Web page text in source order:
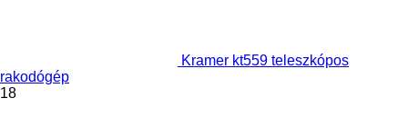
Kramer kt559 teleszkópos
rakodógép
18